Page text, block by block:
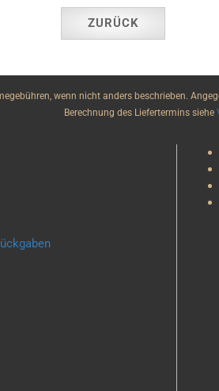
ZURÜCK
wenn nicht anders beschrieben.
Berechnung des Liefertermins siehe